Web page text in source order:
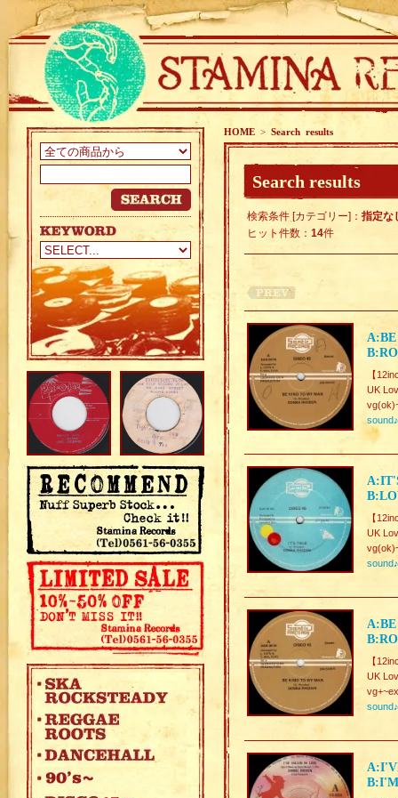
HOME > Search results
Search results
検索条件 [カテゴリー]： 指定な
ヒット件数： 14件
【
UK
sound♪
【
UK
sound♪
【
UK
sound♪